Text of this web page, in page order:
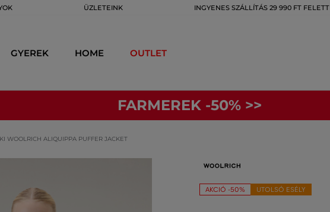
ÜZLETEINK INGYENES SZÁLLÍTÁS 29 990 FT FELETT
GYEREK HOME OUTLET
FARMEREK -50% >>
WOOLRICH ALIQUIPPA PUFFER JACKET
AKCIÓ -50% UTOLSÓ ESÉLY